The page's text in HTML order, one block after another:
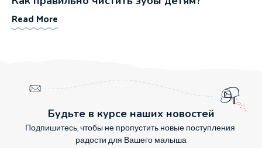
Read More
Будьте в курсе наших новостей
Подпишитесь, чтобы не пропустить новые поступления
радости для Вашего малыша